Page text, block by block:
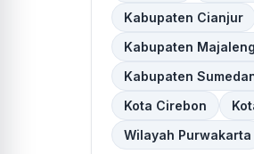
Kabupaten Cianjur
Kabupaten
Kabupaten
Kota Cirebon
Wilayah Purwakarta